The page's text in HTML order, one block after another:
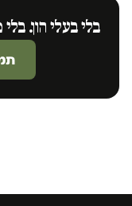
בלי בעלי הון.